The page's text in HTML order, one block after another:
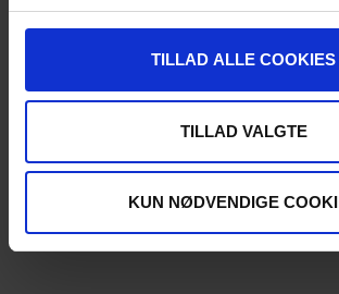
TILLAD ALLE COOKIES
TILLAD VALGTE
KUN NØDVENDIGE